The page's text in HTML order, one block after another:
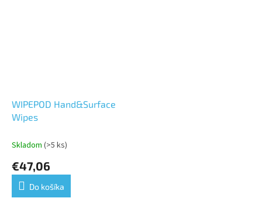
WIPEPOD Hand&Surface
Wipes
Skladom (>5 ks)
€47,06
Do košíka